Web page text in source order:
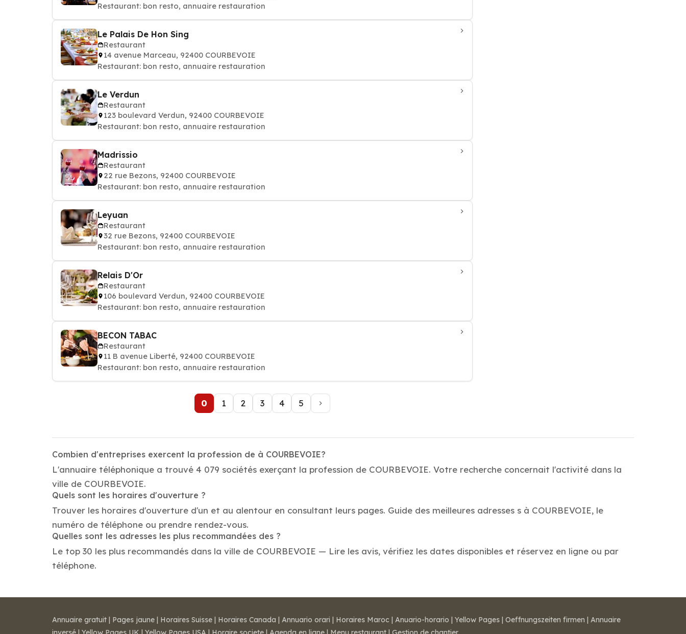
Restaurant: bon resto, annuaire restauration
Le Palais De Hon Sing
Restaurant
14 avenue Marceau, 92400 COURBEVOIE
Restaurant: bon resto, annuaire restauration
Le Verdun
Restaurant
123 boulevard Verdun, 92400 COURBEVOIE
Restaurant: bon resto, annuaire restauration
Madrissio
Restaurant
22 rue Bezons, 92400 COURBEVOIE
Restaurant: bon resto, annuaire restauration
Leyuan
Restaurant
32 rue Bezons, 92400 COURBEVOIE
Restaurant: bon resto, annuaire restauration
Relais D'Or
Restaurant
106 boulevard Verdun, 92400 COURBEVOIE
Restaurant: bon resto, annuaire restauration
BECON TABAC
Restaurant
11 B avenue Liberté, 92400 COURBEVOIE
Restaurant: bon resto, annuaire restauration
0 1 2 3 4 5
Combien d'entreprises exercent la profession de à COURBEVOIE?
L'annuaire téléphonique a trouvé 4 079 sociétés exerçant la profession de COURBEVOIE. Votre recherche concernait l'activité dans la
ville de COURBEVOIE.
Quels sont les horaires d'ouverture ?
Trouver les horaires d'ouverture d'un et au alentour en consultant leurs pages. Guide des meilleures adresses s à COURBEVOIE, le
numéro de téléphone ou prendre rendez-vous.
Quelles sont les adresses les plus recommandées des ?
Le top 30 les plus recommandés dans la ville de COURBEVOIE — Lire les avis, vérifiez les dates disponibles et réservez en ligne ou par
téléphone.
Annuaire gratuit | Pages jaune | Horaires Suisse | Horaires Canada | Annuario orari | Horaires Maroc | Anuario-horario | Yellow Pages | Oeffnungszeiten firmen | Annuaire